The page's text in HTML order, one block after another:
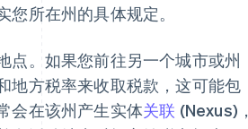
所在州的具体规定。
点。如果您前往另一个城市或州
地方税率来收取税款，这可能包
会在该州产生实体关联 (Nexus)，